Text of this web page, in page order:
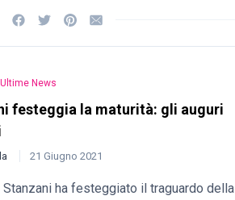
Ultime News
festeggia la maturità: gli auguri
21 Giugno 2021
ha festeggiato il traguardo della